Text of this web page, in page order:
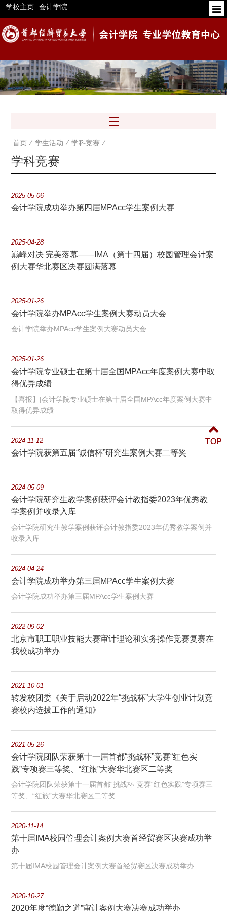
学校主页 会计学院
首页 ⁄ 学生活动 ⁄ 学科竞赛 ⁄
学科竞赛
2025-05-06
会计学院成功举办第四届MPAcc学生案例大赛
2025-04-28
巅峰对决 完美落幕——IMA（第十四届）校园管理会计案
例大赛华北赛区决赛圆满落幕
2025-01-26
会计学院举办MPAcc学生案例大赛动员大会
会计学院举办MPAcc学生案例大赛动员大会
2025-01-26
会计学院专业硕士在第十届全国MPAcc年度案例大赛中取
得优异成绩
【喜报】|会计学院专业硕士在第十届全国MPAcc年度案例大赛中
取得优异成绩
2024-11-12
会计学院获第五届“诚信杯”研究生案例大赛二等奖
2024-05-09
会计学院研究生教学案例获评会计教指委2023年优秀教
学案例并收录入库
会计学院研究生教学案例获评会计教指委2023年优秀教学案例并
收录入库
2024-04-24
会计学院成功举办第三届MPAcc学生案例大赛
会计学院成功举办第三届MPAcc学生案例大赛
2022-09-02
北京市职工职业技能大赛审计理论和实务操作竞赛复赛在
我校成功举办
2021-10-01
转发校团委《关于启动2022年“挑战杯”大学生创业计划竞
赛校内选拔工作的通知》
2021-05-26
会计学院团队荣获第十一届首都“挑战杯”竞赛“红色实
践”专项赛三等奖、“红旅”大赛华北赛区二等奖
会计学院团队荣获第十一届首都“挑战杯”竞赛“红色实践”专项赛三
等奖、“红旅”大赛华北赛区二等奖
2020-11-14
第十届IMA校园管理会计案例大赛首经贸赛区决赛成功举
办
第十届IMA校园管理会计案例大赛首经贸赛区决赛成功举办
2020-10-27
2020年度“德勤之道”审计案例大赛决赛成功举办
TOP
TOP